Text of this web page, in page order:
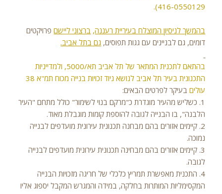
416-0550129).
בהמשך לניסיון המוצלח בעיריית רעננה, ברצוני ליישםפרויקטים
דומים, גם לבניינים עם גגות תפוסים, גם בתל אביב.
בהתאם לתכנית המתאר של תל אביב תא/5000, ולמדייניות
התכנונית בעיר תל אביב לנושא ניוד זכויות בנייה מכוח תמ"א 38
עוליםבעיקר לפרטים הבאים:
1. כשליש מהעיר מוגדרת כ"מרקם בנוי לשימור" כולל מתחם "העיר
הלבנה", בו הבנייה לגובה להוספת קומות מוגבלת מאוד.
2. קיימים אזורים בהם מבחנה תכנונית עירונית מועדפים לבנייה
נמוכה.
3. קיימים אזורים בהם מבחינה תכנונית עירונית מועדפים לבנייה
לגובה.
4. התכנית מאפשרת תמריץ כלכלי של חריגה מזכויות הבנייה
המקסימליות המותרות בחלקה, במידה והמגרש המקבל יספוג אליו